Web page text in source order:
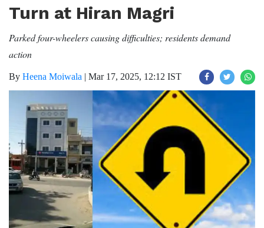
Turn at Hiran Magri
Parked four-wheelers causing difficulties; residents demand
action
By Heena Moiwala | Mar 17, 2025, 12:12 IST